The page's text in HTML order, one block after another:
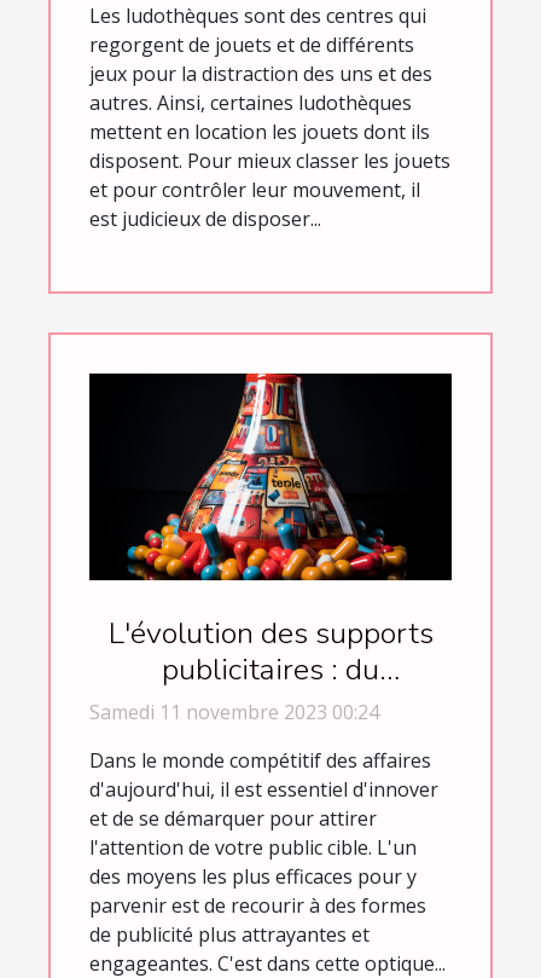
Les ludothèques sont des centres qui
regorgent de jouets et de différents
jeux pour la distraction des uns et des
autres. Ainsi, certaines ludothèques
mettent en location les jouets dont ils
disposent. Pour mieux classer les jouets
et pour contrôler leur mouvement, il
est judicieux de disposer...
L'évolution des supports
publicitaires : du
traditionnel au gonflable
Samedi 11 novembre 2023 00:24
Dans le monde compétitif des affaires
d'aujourd'hui, il est essentiel d'innover
et de se démarquer pour attirer
l'attention de votre public cible. L'un
des moyens les plus efficaces pour y
parvenir est de recourir à des formes
de publicité plus attrayantes et
engageantes. C'est dans cette optique...